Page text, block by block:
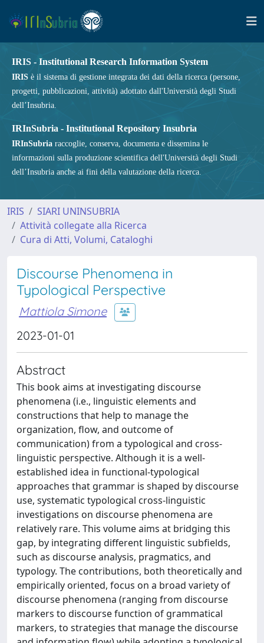
IRIS - Institutional Research Information System
IRIS è il sistema di gestione integrata dei dati della ricerca (persone,
progetti, pubblicazioni, attività) adottato dall'Università degli Studi
dell’Insubria.
IRInSubria - Institutional Repository Insubria
IRInSubria raccoglie, conserva, documenta e dissemina le
informazioni sulla produzione scientifica dell'Università degli Studi
dell’Insubria anche ai fini della valutazione della ricerca.
IRIS
SIARI UNINSUBRIA
Attività collegate alla Ricerca
Cura di Atti, Volumi, Cataloghi
Discourse Phenomena in
Typological Perspective
Mattiola Simone
2023-01-01
Abstract
This book aims at investigating discourse
phenomena (i.e., linguistic elements and
constructions that help to manage the
organization, flow, and outcome of
communication) from a typological and cross-
linguistic perspective. Although it is a well-
established idea in functional-typological
approaches that grammar is shaped by discourse
use, systematic typological cross-linguistic
investigations on discourse phenomena are
relatively rare. This volume aims at bridging this
gap, by integrating different linguistic subfields,
such as discourse analysis, pragmatics, and
typology. The contributions, both theoretically and
empirically oriented, focus on a broad variety of
discourse phenomena (ranging from discourse
markers to discourse function of grammatical
markers, to strategies that manage the discourse